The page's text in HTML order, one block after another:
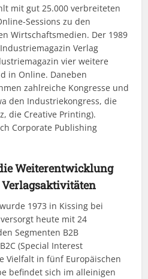
mit gut 25.000 verbreiteten
Sessions zu den
Wirtschaftsmedien. Der 1989
Verlag
vier weitere
in Online. Daneben
zahlreiche Kongresse und
den Industriekongress, die
die Creative Printing).
Corporate Publishing
Weiterentwicklung
Verlagsaktivitäten
1973 in Kissing bei
heute mit 24
Segmenten B2B
(Special Interest
Vielfalt in fünf Europäischen
befindet sich im alleinigen